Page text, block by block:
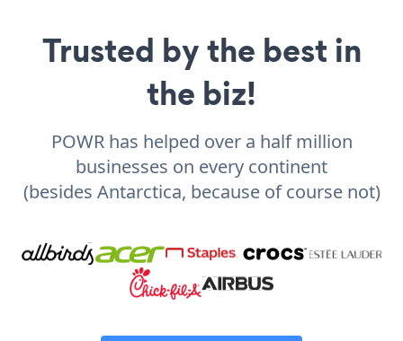
Trusted by the best in
the biz!
POWR has helped over a half million
businesses on every continent
(besides Antarctica, because of course not)